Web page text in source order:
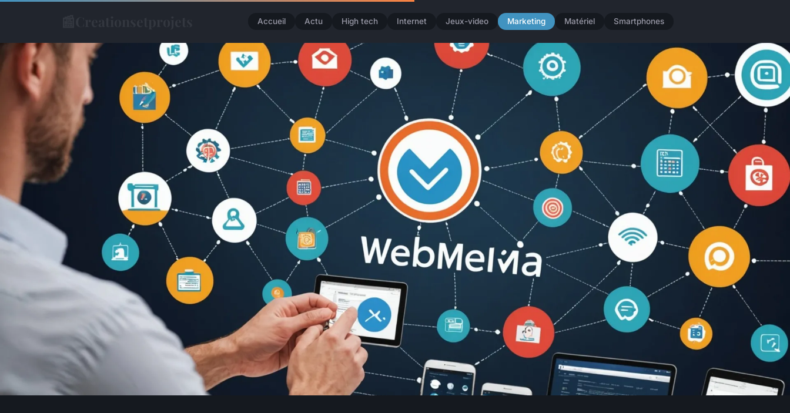
Accueil Actu High tech Internet Jeux-video Marketing Matériel Smartphones